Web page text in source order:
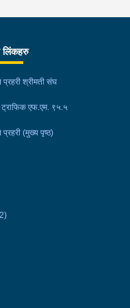
लिंकहरु
प्रहरी श्रीमती संघ
ट्राफिक एफ.एम. ९५.५
प्रहरी (मुख्य पृष्ठ)